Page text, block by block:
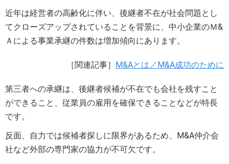
近年は経営者の高齢化に伴い、後継者不在が社会問題とし
てクローズアップされていることを背景に、中小企業のＭ&
Ａによる事業承継の件数は増加傾向にあります。
［関連記事］ M&Aとは／M&A成功のために
第三者への承継は、後継者候補が不在でも会社を残すこと
ができること、従業員の雇用を確保できることなどが特長
です。
反面、自力では候補者探しに限界があるため、M&A仲介会
社など外部の専門家の協力が不可欠です。